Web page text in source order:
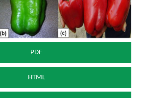
PDF
HTML